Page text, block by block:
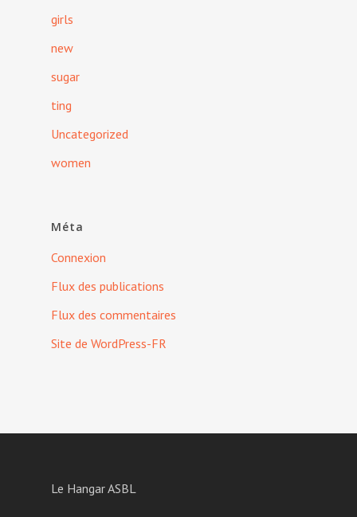
girls
new
sugar
ting
Uncategorized
women
Méta
Connexion
Flux des publications
Flux des commentaires
Site de WordPress-FR
Le Hangar ASBL